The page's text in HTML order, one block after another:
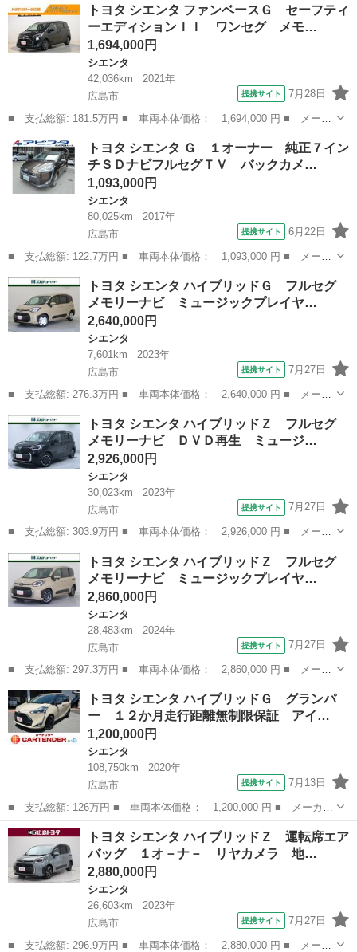
ッドＺ フルセグ メモリーナビ ミュージックプレイヤー接続可
バックカ...
トヨタ シエンタ ファンベースＧ セーフティ
ーエディションＩＩ ワンセグ メモ…
1,694,000円
シエンタ
42,036km
2021年
広島市
提携サイト 7月28日
■ 支払総額: 181.5万円 ■ 車両本体価格： 1,694,000 円 ■ メーカ
ー名： トヨタ ■ 車種名： シエンタ ■ グレード名： ファンベ
ースＧ セーフティーエディションＩＩ ワンセグ メモリーナビ
ミュージ...
広島 広島市 シエンタ
トヨタ シエンタ Ｇ １オーナー 純正７イン
チＳＤナビフルセグＴＶ バックカメ…
1,093,000円
シエンタ
80,025km
2017年
広島市
提携サイト 6月22日
■ 支払総額: 122.7万円 ■ 車両本体価格： 1,093,000 円 ■ メーカ
ー名： トヨタ ■ 車種名： シエンタ ■ グレード名： Ｇ １オ
ーナー 純正７インチＳＤナビフルセグＴＶ バックカメラ ＥＴ
Ｃ スマー...
広島 広島市 シエンタ
トヨタ シエンタ ハイブリッドＧ フルセグ
メモリーナビ ミュージックプレイヤ…
2,640,000円
シエンタ
7,601km
2023年
広島市
提携サイト 7月27日
■ 支払総額: 276.3万円 ■ 車両本体価格： 2,640,000 円 ■ メーカ
ー名： トヨタ ■ 車種名： シエンタ ■ グレード名： ハイブリ
ッドＧ フルセグ メモリーナビ ミュージックプレイヤー接続可
バックカ...
広島 広島市 シエンタ
トヨタ シエンタ ハイブリッドＺ フルセグ
メモリーナビ ＤＶＤ再生 ミュージ…
2,926,000円
シエンタ
30,023km
2023年
広島市
提携サイト 7月27日
■ 支払総額: 303.9万円 ■ 車両本体価格： 2,926,000 円 ■ メーカ
ー名： トヨタ ■ 車種名： シエンタ ■ グレード名： ハイブリ
ッドＺ フルセグ メモリーナビ ＤＶＤ再生 ミュージックプレイ
ヤー接続...
広島 広島市 シエンタ
トヨタ シエンタ ハイブリッドＺ フルセグ
メモリーナビ ミュージックプレイヤ…
2,860,000円
シエンタ
28,483km
2024年
広島市
提携サイト 7月27日
■ 支払総額: 297.3万円 ■ 車両本体価格： 2,860,000 円 ■ メーカ
ー名： トヨタ ■ 車種名： シエンタ ■ グレード名： ハイブリ
ッドＺ フルセグ メモリーナビ ミュージックプレイヤー接続可
バックカ...
広島 広島市 シエンタ
トヨタ シエンタ ハイブリッドＧ グランパ
ー １２か月走行距離無制限保証 アイ…
1,200,000円
シエンタ
108,750km
2020年
広島市
提携サイト 7月13日
■ 支払総額: 126万円 ■ 車両本体価格： 1,200,000 円 ■ メーカー
名： トヨタ ■ 車種名： シエンタ ■ グレード名： ハイブリッ
ドＧ グランパー １２か月走行距離無制限保証 アイドリングスト
ップ パワ...
広島 広島市 シエンタ
トヨタ シエンタ ハイブリッドＺ 運転席エア
バッグ １オ－ナ－ リヤカメラ 地…
2,880,000円
シエンタ
26,603km
2023年
広島市
提携サイト 7月27日
■ 支払総額: 296.9万円 ■ 車両本体価格： 2,880,000 円 ■ メーカ